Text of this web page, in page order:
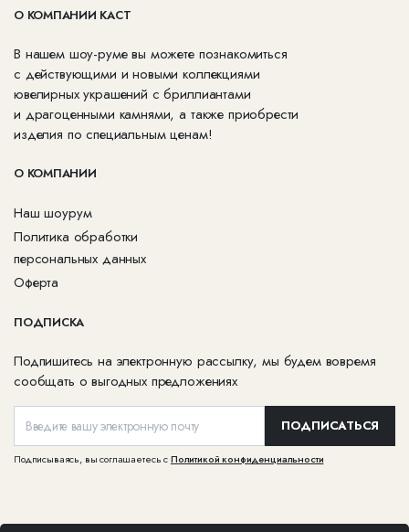
О КОМПАНИИ КАСТ
В нашем шоу-руме вы можете познакомиться
с действующими и новыми коллекциями
ювелирных украшений с бриллиантами
и драгоценными камнями, а также приобрести
изделия по специальным ценам!
О КОМПАНИИ
Наш шоурум
Политика обработки
персональных данных
Оферта
ПОДПИСКА
Подпишитесь на электронную рассылку, мы будем вовремя
сообщать о выгодных предложениях
ПОДПИСАТЬСЯ
Подписываясь, вы соглашаетесь сПолитикой конфиденциальности